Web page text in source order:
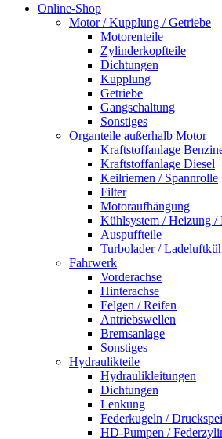
Online-Shop
Motor / Kupplung / Getriebe
Motorenteile
Zylinderkopfteile
Dichtungen
Kupplung
Getriebe
Gangschaltung
Sonstiges
Organteile außerhalb Motor
Kraftstoffanlage
Kraftstoffanlage Diesel
Keilriemen / Spannrolle
Filter
Motoraufhängung
Kühlsystem / Heizung /
Auspuffteile
Turbolader /
Fahrwerk
Vorderachse
Hinterachse
Felgen / Reifen
Antriebswellen
Bremsanlage
Sonstiges
Hydraulikteile
Hydraulikleitungen
Dichtungen
Lenkung
Federkugeln /
HD-Pumpen /